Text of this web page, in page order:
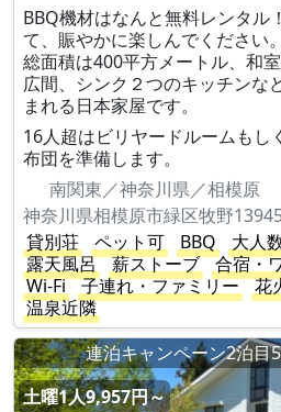
BBQ機材はなんと無料レンタル
て、賑やかに楽しんでください。
総面積は400平方メートル、和
広間、シンク２つのキッチンな
まれる日本家屋です。
16人超はビリヤードルームもし
布団を準備します。
南関東／神奈川県／相模原
神奈川県相模原市緑区牧野
貸別荘
ペット可 BBQ 大人
露天風呂
薪ストーブ
合宿・
Wi-Fi
子連れ・ファミリー 花
温泉近隣
連泊キャンペーン2泊目
土曜1人9,957円～